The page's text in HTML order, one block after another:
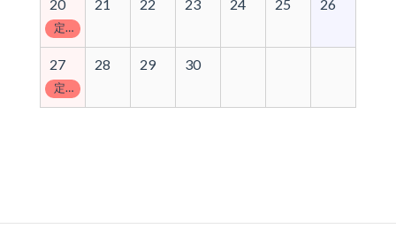
20
定休日
21 22 23 24 25 26
27
定休日
28 29 30